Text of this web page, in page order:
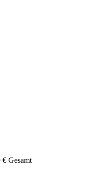
€ Gesamt